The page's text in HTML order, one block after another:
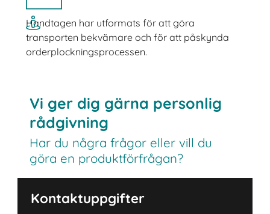
Handtagen har utformats för att göra
transporten bekvämare och för att påskynda
orderplockningsprocessen.
Vi ger dig gärna personlig
rådgivning
Har du några frågor eller vill du
göra en produktförfrågan?
Kontaktuppgifter